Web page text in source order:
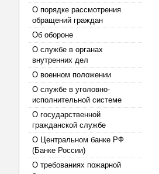
О порядке рассмотрения
обращений граждан
Об обороне
О службе в органах
внутренних дел
О военном положении
О службе в уголовно-
исполнительной системе
О государственной
гражданской службе
О Центральном банке РФ
(Банке России)
О требованиях пожарной